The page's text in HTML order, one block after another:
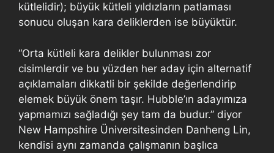
kütlelidir); büyük kütleli yıldızların patlaması
sonucu oluşan kara deliklerden ise büyüktür.
“Orta kütleli kara delikler bulunması zor
cisimlerdir ve bu yüzden her aday için alternatif
açıklamaları dikkatli bir şekilde değerlendirip
elemek büyük önem taşır. Hubble’ın adayımıza
yapmamızı sağladığı şey tam da budur.” diyor
New Hampshire Üniversitesinden Danheng Lin,
kendisi aynı zamanda çalışmanın başlıca